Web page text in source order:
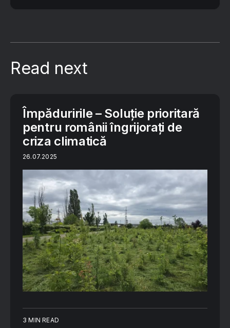
Read next
Împăduririle – Soluție prioritară
pentru românii îngrijorați de
criza climatică
26.07.2025
3 MIN READ